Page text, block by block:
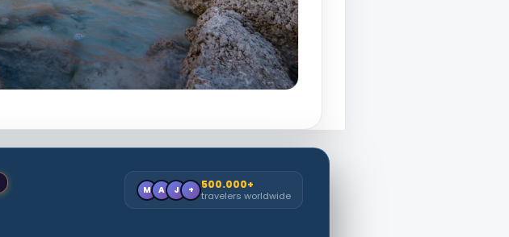
M A J + 500.000+
travelers worldwide